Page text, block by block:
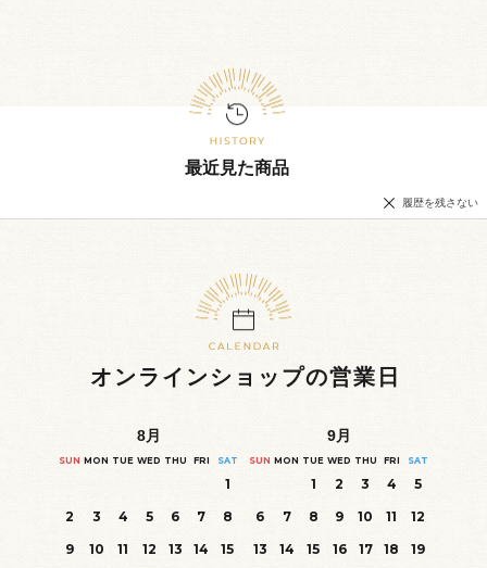
最近見た商品
履歴を残さない
オンラインショップの営業日
8月
SUN MON TUE WED THU FRI SAT
1
2
3 4 5 6 7
8
9
10 11 12 13 14
15
9月
SUN MON TUE WED THU FRI SAT
1 2 3 4
5
6
7 8 9 10 11
12
13
14 15 16 17 18
19